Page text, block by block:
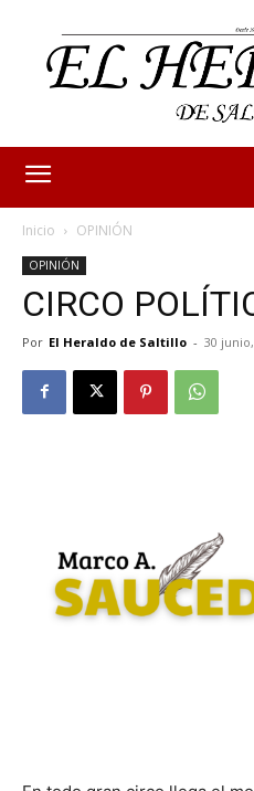
Inicio OPINIÓN
OPINIÓN
CIRCO
Por El Heraldo de Saltillo - 30